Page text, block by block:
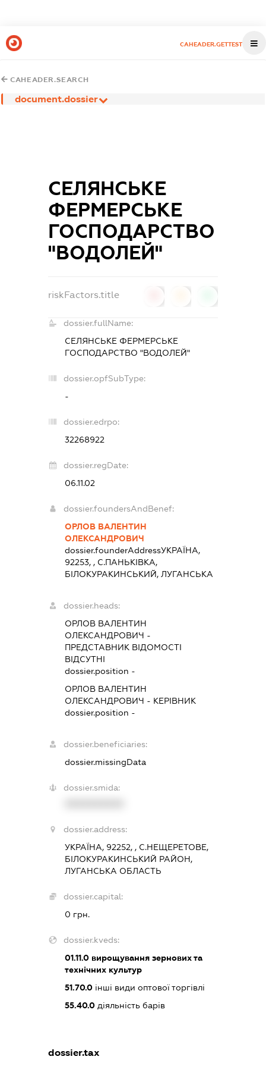
CAHEADER.GETTEST
CAHEADER.SEARCH
document.dossier
СЕЛЯНСЬКЕ
ФЕРМЕРСЬКЕ
ГОСПОДАРСТВО
"ВОДОЛЕЙ"
riskFactors.title
dossier.fullName:
СЕЛЯНСЬКЕ ФЕРМЕРСЬКЕ
ГОСПОДАРСТВО "ВОДОЛЕЙ"
dossier.opfSubType:
-
dossier.edrpo:
32268922
dossier.regDate:
06.11.02
dossier.foundersAndBenef:
ОРЛОВ ВАЛЕНТИН
ОЛЕКСАНДРОВИЧ
dossier.founderAddressУКРАЇНА,
92253, , С.ПАНЬКІВКА,
БІЛОКУРАКИНСЬКИЙ, ЛУГАНСЬКА
dossier.heads:
ОРЛОВ ВАЛЕНТИН
ОЛЕКСАНДРОВИЧ -
ПРЕДСТАВНИК ВІДОМОСТІ
ВІДСУТНІ
dossier.position -
ОРЛОВ ВАЛЕНТИН
ОЛЕКСАНДРОВИЧ - КЕРІВНИК
dossier.position -
dossier.beneficiaries:
dossier.missingData
dossier.smida:
dossier.address:
УКРАЇНА, 92252, , С.НЕЩЕРЕТОВЕ,
БІЛОКУРАКИНСЬКИЙ РАЙОН,
ЛУГАНСЬКА ОБЛАСТЬ
dossier.capital:
0 грн.
dossier.kveds:
01.11.0 вирощування зернових та
технічних культур
51.70.0 інші види оптової торгівлі
55.40.0 діяльність барів
dossier.tax